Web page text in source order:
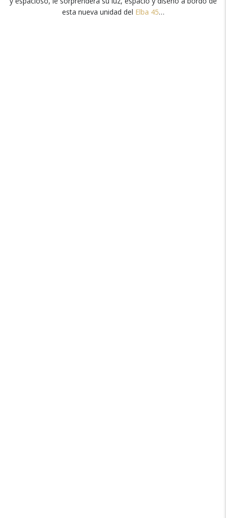
esta nueva unidad del Elba 45…